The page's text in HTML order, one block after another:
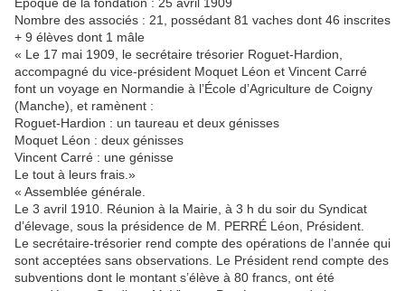
Nombre des associés : 21, possédant 81 vaches dont 46 inscrites
+ 9 élèves dont 1 mâle
« Le 17 mai 1909, le secrétaire trésorier Roguet-Hardion,
accompagné du vice-président Moquet Léon et Vincent Carré
font un voyage en Normandie à l’École d’Agriculture de Coigny
(Manche), et ramènent :
Roguet-Hardion : un taureau et deux génisses
Moquet Léon : deux génisses
Vincent Carré : une génisse
Le tout à leurs frais.»
« Assemblée générale.
Le 3 avril 1910. Réunion à la Mairie, à 3 h du soir du Syndicat
d’élevage, sous la présidence de M. PERRÉ Léon, Président.
Le secrétaire-trésorier rend compte des opérations de l’année qui
sont acceptées sans observations. Le Président rend compte des
subventions dont le montant s’élève à 80 francs, ont été